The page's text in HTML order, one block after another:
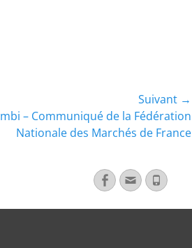
Suivant →
– Communiqué de la Fédération
Nationale des Marchés de France